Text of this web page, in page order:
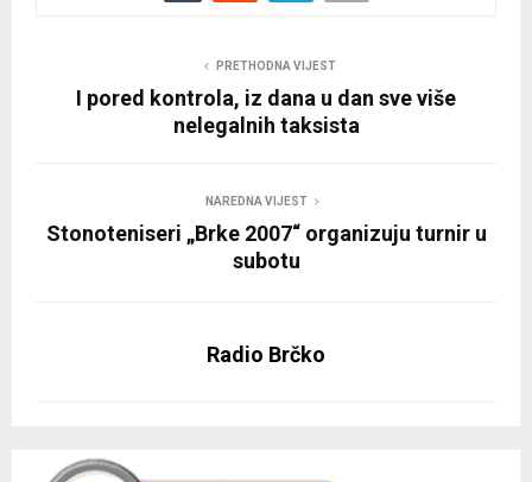
PRETHODNA VIJEST
I pored kontrola, iz dana u dan sve više
nelegalnih taksista
NAREDNA VIJEST
Stonoteniseri „Brke 2007“ organizuju turnir u
subotu
Radio Brčko